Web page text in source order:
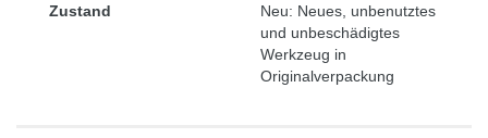
Zustand
Neu: Neues, unbenutztes
und unbeschädigtes
Werkzeug in
Originalverpackung